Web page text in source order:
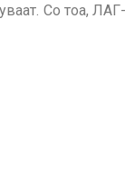
Со тоа,